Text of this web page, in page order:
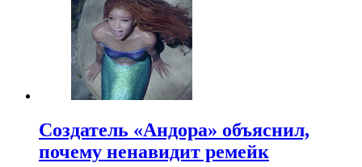
Создатель «Андора» объяснил,
почему ненавидит ремейк